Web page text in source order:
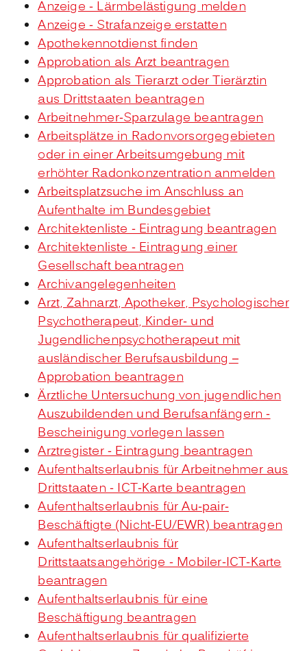
Anzeige - Lärmbelästigung melden
Anzeige - Strafanzeige erstatten
Apothekennotdienst finden
Approbation als Arzt beantragen
Approbation als Tierarzt oder Tierärztin
aus Drittstaaten beantragen
Arbeitnehmer-Sparzulage beantragen
Arbeitsplätze in Radonvorsorgegebieten
oder in einer Arbeitsumgebung mit
erhöhter Radonkonzentration anmelden
Arbeitsplatzsuche im Anschluss an
Aufenthalte im Bundesgebiet
Architektenliste - Eintragung beantragen
Architektenliste - Eintragung einer
Gesellschaft beantragen
Archivangelegenheiten
Arzt, Zahnarzt, Apotheker, Psychologischer
Psychotherapeut, Kinder- und
Jugendlichenpsychotherapeut mit
ausländischer Berufsausbildung –
Approbation beantragen
Ärztliche Untersuchung von jugendlichen
Auszubildenden und Berufsanfängern -
Bescheinigung vorlegen lassen
Arztregister - Eintragung beantragen
Aufenthaltserlaubnis für Arbeitnehmer aus
Drittstaaten - ICT-Karte beantragen
Aufenthaltserlaubnis für Au-pair-
Beschäftigte (Nicht-EU/EWR) beantragen
Aufenthaltserlaubnis für
Drittstaatsangehörige - Mobiler-ICT-Karte
beantragen
Aufenthaltserlaubnis für eine
Beschäftigung beantragen
Aufenthaltserlaubnis für qualifizierte